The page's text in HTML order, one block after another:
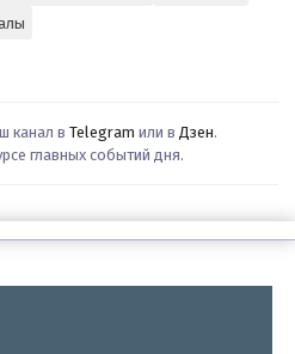
канал в Telegram или в Дзен.
главных событий дня.